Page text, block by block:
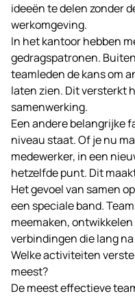
ideeën te delen zonder
werkomgeving.
In het kantoor hebben
gedragspatronen.
teamleden de kans om
laten zien. Dit versterkt
samenwerking.
Een andere belangrijke
niveau staat. Of je nu
medewerker, in een
hetzelfde punt. Dit
Het gevoel van samen
een speciale band.
meemaken,
verbindingen die lang
Welke activiteiten
meest?
De meest effectieve